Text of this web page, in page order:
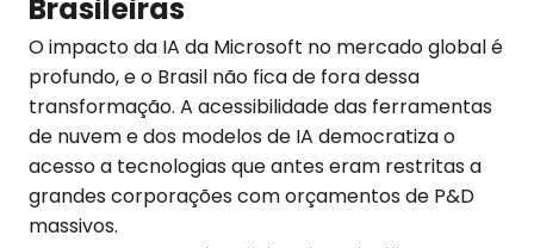
Brasileiras
O impacto da IA da Microsoft no mercado global é
profundo, e o Brasil não fica de fora dessa
transformação. A acessibilidade das ferramentas
de nuvem e dos modelos de IA democratiza o
acesso a tecnologias que antes eram restritas a
grandes corporações com orçamentos de P&D
massivos.